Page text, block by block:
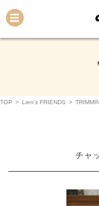
TOP > Lien’s FRIENDS >
チャ